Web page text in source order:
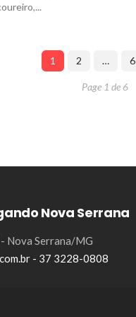
1 2 … 6
Page 1 de 6
Nova Serrana
Nova Serrana/MG
- 37 3228-0808